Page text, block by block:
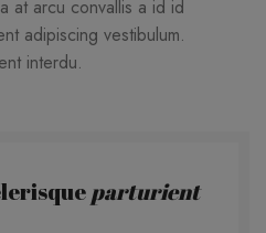
at arcu convallis a id id
adipiscing vestibulum.
interdu.
parturient